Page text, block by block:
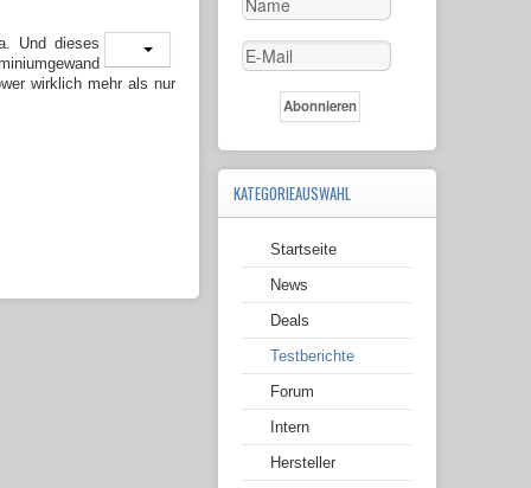
Und dieses
wirklich mehr als nur
KATEGORIEAUSWAHL
Startseite
News
Deals
Testberichte
Forum
Intern
Hersteller